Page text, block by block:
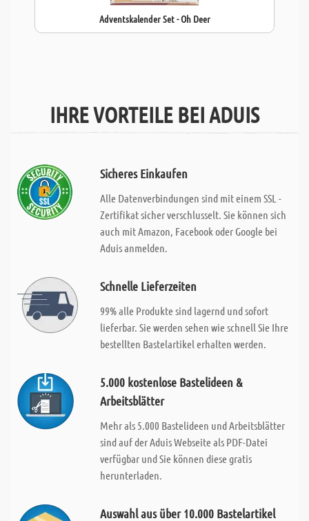
Adventskalender Set - Oh Deer
IHRE VORTEILE BEI ADUIS
Sicheres Einkaufen
Alle Datenverbindungen sind mit einem SSL -
Zertifikat sicher verschlusselt. Sie können sich
auch mit Amazon, Facebook oder Google bei
Aduis anmelden.
Schnelle Lieferzeiten
99% alle Produkte sind lagernd und sofort
lieferbar. Sie werden sehen wie schnell Sie Ihre
bestellten Bastelartikel erhalten werden.
5.000 kostenlose Bastelideen &
Arbeitsblätter
Mehr als 5.000 Bastelideen und Arbeitsblätter
sind auf der Aduis Webseite als PDF-Datei
verfügbar und Sie können diese gratis
herunterladen.
Auswahl aus über 10.000 Bastelartikel